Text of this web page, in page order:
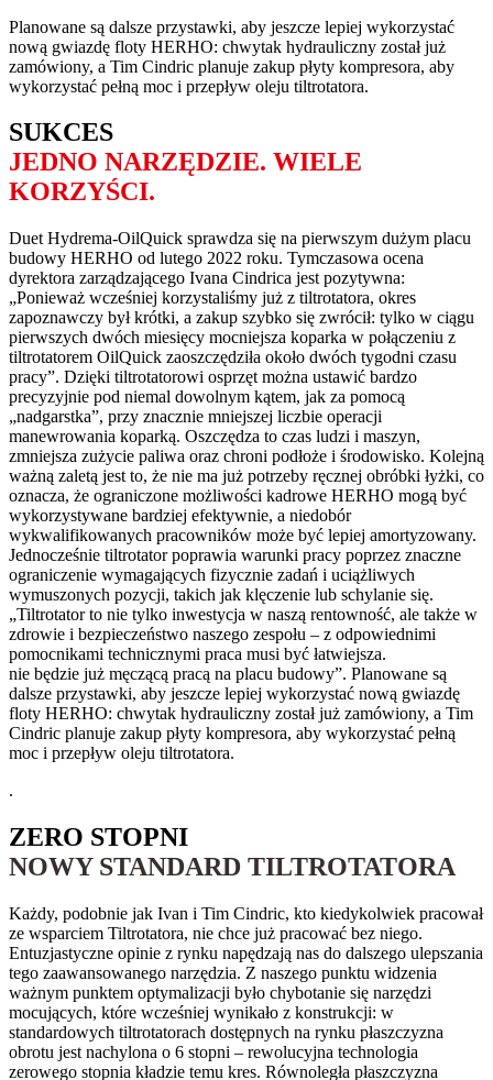
Planowane są dalsze przystawki, aby jeszcze lepiej wykorzystać
nową gwiazdę floty HERHO: chwytak hydrauliczny został już
zamówiony, a Tim Cindric planuje zakup płyty kompresora, aby
wykorzystać pełną moc i przepływ oleju tiltrotatora.
SUKCES
JEDNO NARZĘDZIE. WIELE
KORZYŚCI.
Duet Hydrema-OilQuick sprawdza się na pierwszym dużym placu
budowy HERHO od lutego 2022 roku. Tymczasowa ocena
dyrektora zarządzającego Ivana Cindrica jest pozytywna:
„Ponieważ wcześniej korzystaliśmy już z tiltrotatora, okres
zapoznawczy był krótki, a zakup szybko się zwrócił: tylko w ciągu
pierwszych dwóch miesięcy mocniejsza koparka w połączeniu z
tiltrotatorem OilQuick zaoszczędziła około dwóch tygodni czasu
pracy”. Dzięki tiltrotatorowi osprzęt można ustawić bardzo
precyzyjnie pod niemal dowolnym kątem, jak za pomocą
„nadgarstka”, przy znacznie mniejszej liczbie operacji
manewrowania koparką. Oszczędza to czas ludzi i maszyn,
zmniejsza zużycie paliwa oraz chroni podłoże i środowisko. Kolejną
ważną zaletą jest to, że nie ma już potrzeby ręcznej obróbki łyżki, co
oznacza, że ograniczone możliwości kadrowe HERHO mogą być
wykorzystywane bardziej efektywnie, a niedobór
wykwalifikowanych pracowników może być lepiej amortyzowany.
Jednocześnie tiltrotator poprawia warunki pracy poprzez znaczne
ograniczenie wymagających fizycznie zadań i uciążliwych
wymuszonych pozycji, takich jak klęczenie lub schylanie się.
„Tiltrotator to nie tylko inwestycja w naszą rentowność, ale także w
zdrowie i bezpieczeństwo naszego zespołu – z odpowiednimi
pomocnikami technicznymi praca musi być łatwiejsza.
nie będzie już męczącą pracą na placu budowy”. Planowane są
dalsze przystawki, aby jeszcze lepiej wykorzystać nową gwiazdę
floty HERHO: chwytak hydrauliczny został już zamówiony, a Tim
Cindric planuje zakup płyty kompresora, aby wykorzystać pełną
moc i przepływ oleju tiltrotatora.
.
ZERO STOPNI
NOWY STANDARD TILTROTATORA
Każdy, podobnie jak Ivan i Tim Cindric, kto kiedykolwiek pracował
ze wsparciem Tiltrotatora, nie chce już pracować bez niego.
Entuzjastyczne opinie z rynku napędzają nas do dalszego ulepszania
tego zaawansowanego narzędzia. Z naszego punktu widzenia
ważnym punktem optymalizacji było chybotanie się narzędzi
mocujących, które wcześniej wynikało z konstrukcji: w
standardowych tiltrotatorach dostępnych na rynku płaszczyzna
obrotu jest nachylona o 6 stopni – rewolucyjna technologia
zerowego stopnia kładzie temu kres. Równoległa płaszczyzna